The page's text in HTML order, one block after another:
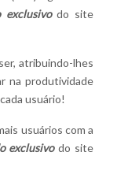
exclusivodo site
atribuindo-lhes
na produtividade
usuário!
usuários com a
exclusivodo site